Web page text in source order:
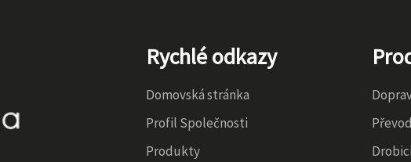
Rychlé odkazy
Domovská stránka
Profil Společnosti
Produkty